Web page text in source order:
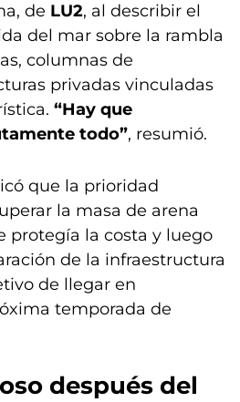
de LU2, al describir el
del mar sobre la rambla
columnas de
privadas vinculadas
“Hay que
todo”, resumió.
que la prioridad
la masa de arena
protegía la costa y luego
de la infraestructura
de llegar en
temporada de
después del